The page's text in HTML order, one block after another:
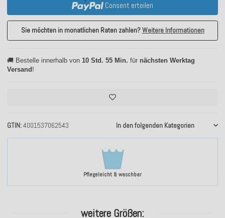
Pflegeleicht & waschbar
GTIN 4001537062543 In den folgenden Kategorien
Consent erteilen
Sie möchten in monatlichen Raten zahlen?Weitere Informationen
🚚 Bestelle innerhalb von 10 Std. 55 Min. für nächsten Werktag
Versand !
weitere Größen: